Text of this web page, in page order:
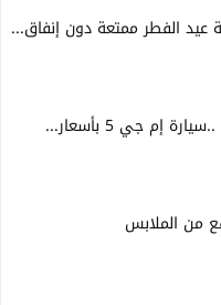
الفطر ممتعة دون إنفاق...
من الملابس